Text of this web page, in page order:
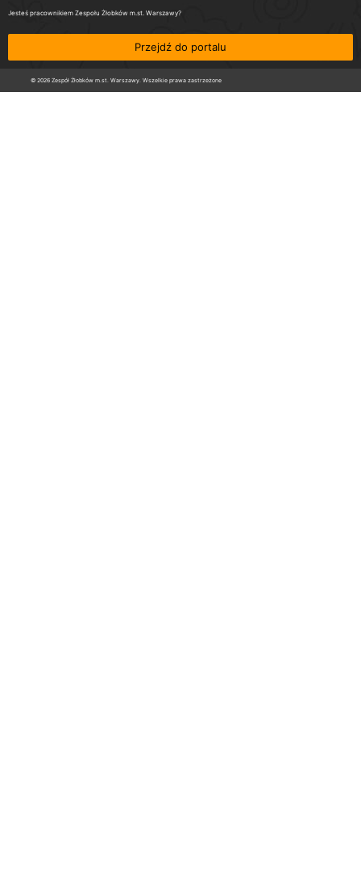
Jesteś pracownikiem Zespołu Żłobków m.st. Warszawy?
Przejdź do portalu
© 2026 Zespół Żłobków m.st. Warszawy. Wszelkie prawa zastrzeżone